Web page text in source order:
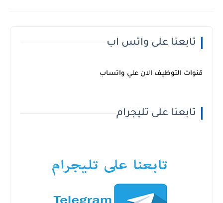
تابعنا على واتس اب
قنوات التوظيف الان علي واتساب
تابعنا على تليجرام